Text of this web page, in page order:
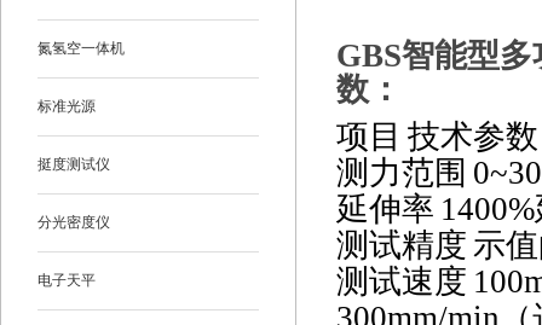
氮氢空一体机
标准光源
挺度测试仪
分光密度仪
电子天平
GBS智能型多
数：
项目 技术参数
测力范围
延伸率 1400%
测试精度 示
测试速度
300mm/min